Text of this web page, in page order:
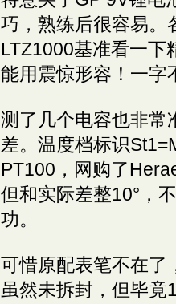
巧，熟练后很容易。
LTZ1000基准看一下
能用震惊形容！一字
测了几个电容也非常
差。温度档标识
PT100，网购了
但和实际差整10°，
功。
可惜原配表笔不在了
虽然未拆封，但毕竟